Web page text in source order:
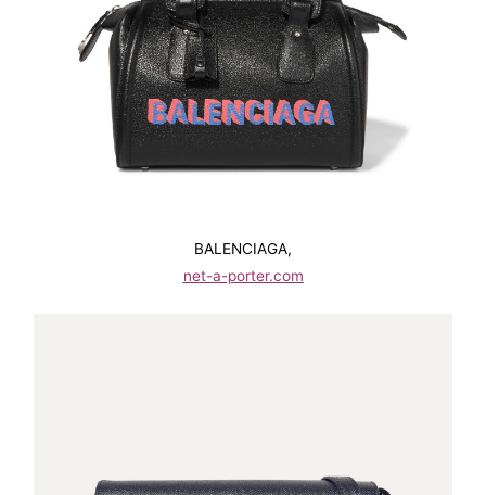
BALENCIAGA,
net-a-porter.com